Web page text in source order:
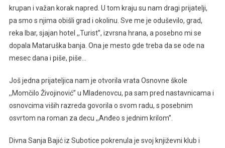
krupan i važan korak napred. U tom kraju su nam dragi prijatelji,
pa smo s njima obišli grad i okolinu. Sve me je oduševilo, grad,
reka Ibar, sjajan hotel ,,Turist’’, izvrsna hrana, a posebno mi se
dopala Mataruška banja. Ona je mesto gde treba da se ode na
mesec dana i piše, piše…
Još jedna prijateljica nam je otvorila vrata Osnovne škole
,,Momčilo Živojinović’’ u Mladenovcu, pa sam pred nastavnicama i
osnovcima viših razreda govorila o svom radu, s posebnim
osvrtom na roman za decu ,,Anđeo s jednim krilom’’.
Divna Sanja Bajić iz Subotice pokrenula je svoj književni klub i